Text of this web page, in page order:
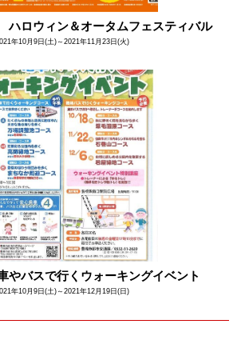
ロウィン＆オータムフェスティバル
年10月9日(土)～2021年11月23日(火)
やバスで行くウォーキングイベント
年10月9日(土)～2021年12月19日(日)